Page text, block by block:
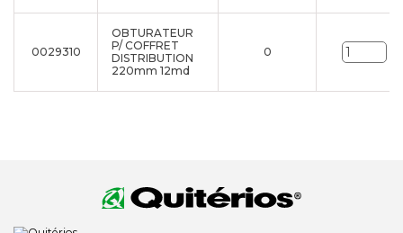
0029310
OBTURATEUR
P/ COFFRET
DISTRIBUTION
220mm 12md
0